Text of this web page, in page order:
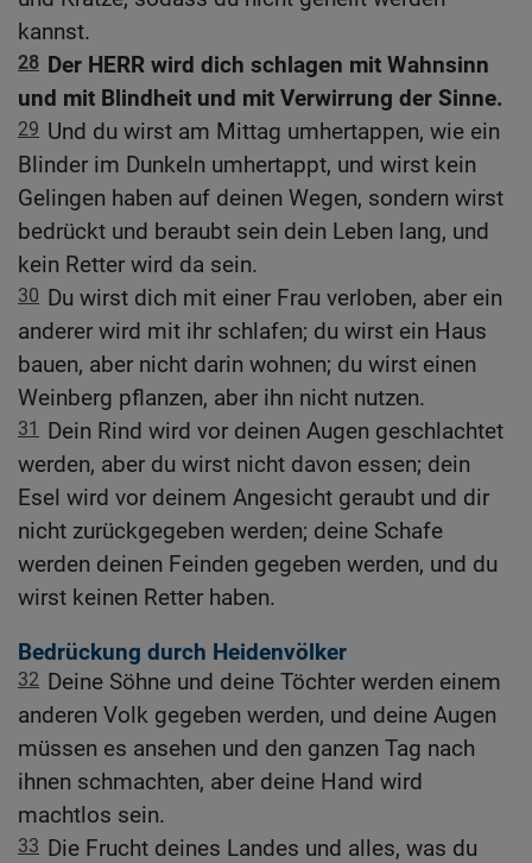
kannst.
28 Der HERR wird dich schlagen mit Wahnsinn
und mit Blindheit und mit Verwirrung der Sinne.
29 Und du wirst am Mittag umhertappen, wie ein
Blinder im Dunkeln umhertappt, und wirst kein
Gelingen haben auf deinen Wegen, sondern wirst
bedrückt und beraubt sein dein Leben lang, und
kein Retter wird da sein.
30 Du wirst dich mit einer Frau verloben, aber ein
anderer wird mit ihr schlafen; du wirst ein Haus
bauen, aber nicht darin wohnen; du wirst einen
Weinberg pflanzen, aber ihn nicht nutzen.
31
Dein Rind wird vor deinen Augen geschlachtet
werden, aber du wirst nicht davon essen; dein
Esel wird vor deinem Angesicht geraubt und dir
nicht zurückgegeben werden; deine Schafe
werden deinen Feinden gegeben werden, und du
wirst keinen Retter haben.
Bedrückung durch Heidenvölker
32 Deine Söhne und deine Töchter werden einem
anderen Volk gegeben werden, und deine Augen
müssen es ansehen und den ganzen Tag nach
ihnen schmachten, aber deine Hand wird
machtlos sein.
33 Die Frucht deines Landes und alles, was du